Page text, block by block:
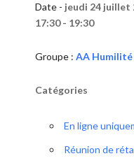
Date - jeudi 24 juillet
17:30 - 19:30
Groupe : AA Humilité
Catégories
En ligne
Réunion de